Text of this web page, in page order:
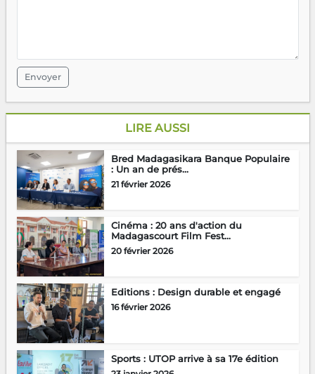
Envoyer
LIRE AUSSI
Bred Madagasikara Banque Populaire
: Un an de prés...
21 février 2026
Cinéma : 20 ans d'action du
Madagascourt Film Fest...
20 février 2026
Editions : Design durable et engagé
16 février 2026
Sports : UTOP arrive à sa 17e édition